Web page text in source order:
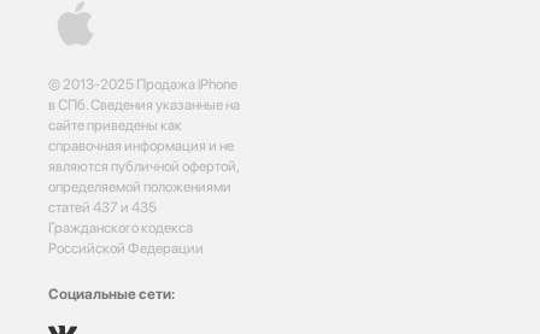
© 2013-2025 Продажа iPhone
в СПб. Сведения указанные на
сайте приведены как
справочная информация и не
являются публичной офертой,
определяемой положениями
статей 437 и 435
Гражданского кодекса
Российской Федерации
Социальные сети: